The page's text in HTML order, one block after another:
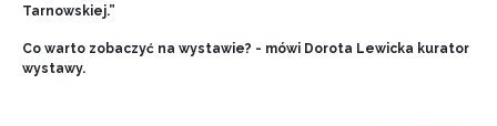
Tarnowskiej.”
Co warto zobaczyć na wystawie? - mówi Dorota Lewicka kurator
wystawy.